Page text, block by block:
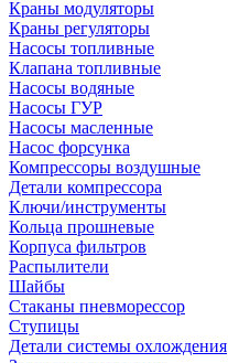
Краны модуляторы
Краны регуляторы
Насосы топливные
Клапана топливные
Насосы водяные
Насосы ГУР
Насосы масленные
Насос форсунка
Компрессоры воздушные
Детали компрессора
Ключи/инструменты
Кольца прошневые
Корпуса фильтров
Распылители
Шайбы
Стаканы пневморессор
Ступицы
Детали системы охлождения